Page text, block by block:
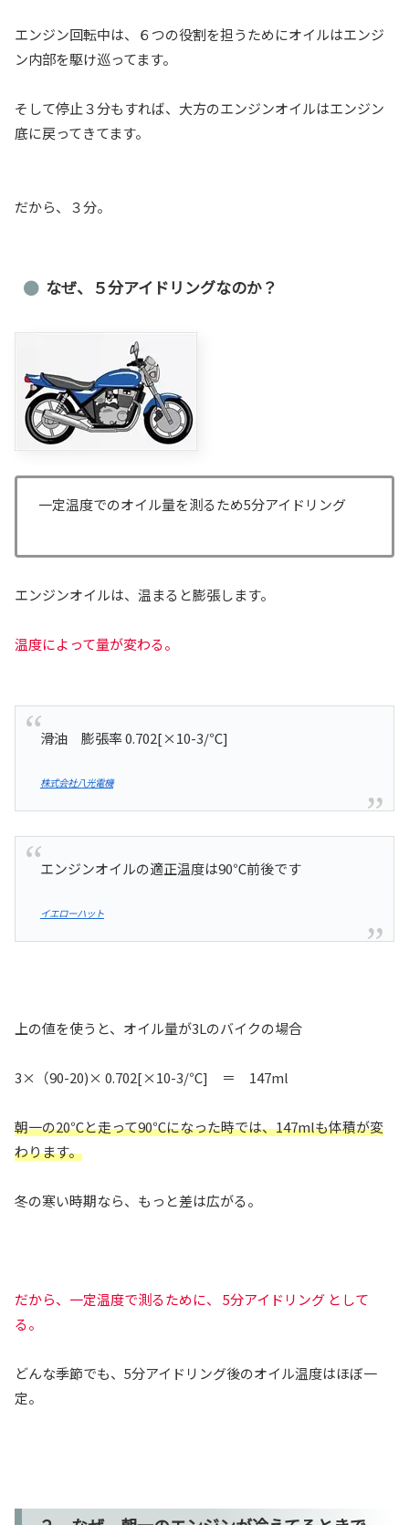
エンジン回転中は、６つの役割を担うためにオイルはエンジ
ン内部を駆け巡ってます。
そして停止３分もすれば、大方のエンジンオイルはエンジン
底に戻ってきてます。
だから、３分。
なぜ、５分アイドリングなのか？
一定温度でのオイル量を測るため5分アイドリング
エンジンオイルは、温まると膨張します。
温度によって量が変わる。
滑油 膨張率 0.702[×10-3/℃]
株式会社八光電機
エンジンオイルの適正温度は90℃前後です
イエローハット
上の値を使うと、オイル量が3Lのバイクの場合
3×（90-20)× 0.702[×10-3/℃] ＝ 147ml
朝一の20℃と走って90℃になった時では、147mlも体積が変
わります。
冬の寒い時期なら、もっと差は広がる。
だから、一定温度で測るために、 5分アイドリング として
る。
どんな季節でも、5分アイドリング後のオイル温度はほぼ一
定。